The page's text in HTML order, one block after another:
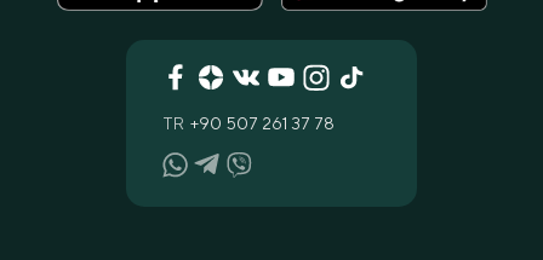
TR +90 507 261 37 78